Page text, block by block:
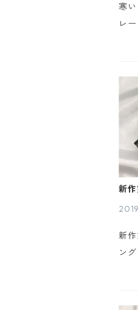
寒
レ
カ
品詳
価
新
新
ン
冷
作